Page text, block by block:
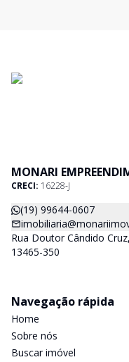
MONARI
CRECI: 16228-J
(19) 99644-0607
Rua Doutor Cândido
13465-350
Navegação rápida
Home
Sobre nós
Buscar imóvel